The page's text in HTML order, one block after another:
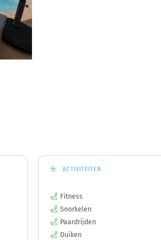
ACTIVITEITEN
Fitness
Snorkelen
Paardrijden
Duiken